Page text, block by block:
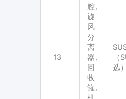
13
腔,
旋
风
分
离
器,
回
收
罐,
（
选）